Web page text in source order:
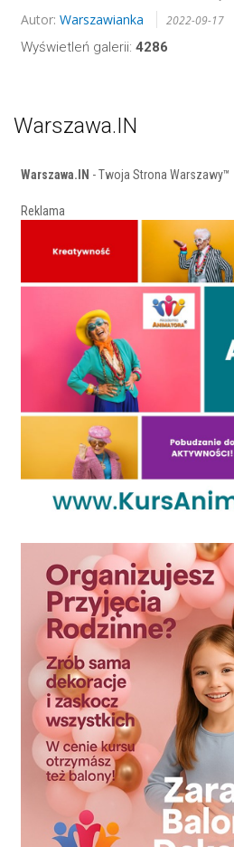
Autor: Warszawianka 2022-09-17
Wyświetleń galerii: 4286
Warszawa.IN
Warszawa.IN - Twoja Strona Warszawy™
Reklama